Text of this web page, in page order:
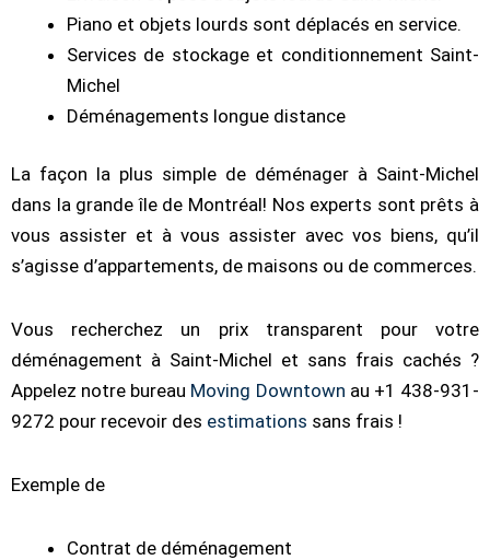
Piano et objets lourds sont déplacés en service.
Services de stockage et conditionnement Saint-
Michel
Déménagements longue distance
La façon la plus simple de déménager à Saint-Michel
dans la grande île de Montréal! Nos experts sont prêts à
vous assister et à vous assister avec vos biens, qu’il
s’agisse d’appartements, de maisons ou de commerces.
Vous recherchez un prix transparent pour votre
déménagement à Saint-Michel et sans frais cachés ?
Appelez notre bureau Moving Downtown au +1 438-931-
9272 pour recevoir des estimations sans frais !
Exemple de
Contrat de déménagement